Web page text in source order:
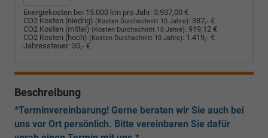
Energiekosten bei 15.000 km pro Jahr: 3.937,00 €
CO2 Kosten (niedrig) (Kosten Durchschnitt 10 Jahre): 387,- €
CO2 Kosten (mittel) (Kosten Durchschnitt 10 Jahre): 919,12 €
CO2 Kosten (hoch) (Kosten Durchschnitt 10 Jahre): 1.419,- €
Jahressteuer: 30,- €
Beschreibung
*Terminvereinbarung! Gerne beraten wir Sie auch bei
uns vor Ort persönlich. Bitte vereinbaren Sie dafür